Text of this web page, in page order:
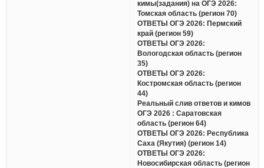
кимы(задания) на ОГЭ 2026:
Томская область (регион 70)
ОТВЕТЫ ОГЭ 2026: Пермский
край (регион 59)
ОТВЕТЫ ОГЭ 2026:
Вологодская область (регион
35)
ОТВЕТЫ ОГЭ 2026:
Костромская область (регион
44)
Реальный слив ответов и кимов
ОГЭ 2026 : Саратовская
область (регион 64)
ОТВЕТЫ ОГЭ 2026: Республика
Саха (Якутия) (регион 14)
ОТВЕТЫ ОГЭ 2026:
Новосибирская область (регион